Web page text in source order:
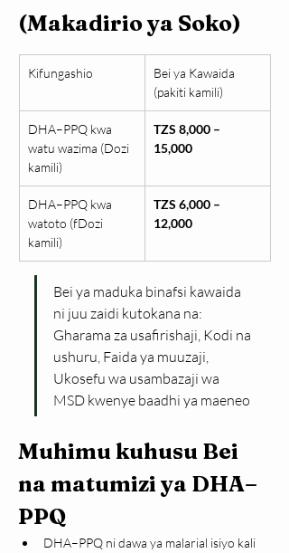
(Makadirio ya Soko)
Kifungashio
Bei ya Kawaida
(pakiti kamili)
DHA–PPQ kwa
watu wazima (Dozi
kamili)
TZS 8,000 –
15,000
DHA–PPQ kwa
watoto (fDozi
kamili)
TZS 6,000 –
12,000
Bei ya maduka binafsi kawaida
ni juu zaidi kutokana na:
Gharama za usafirishaji, Kodi na
ushuru, Faida ya muuzaji,
Ukosefu wa usambazaji wa
MSD kwenye baadhi ya maeneo
Muhimu kuhusu Bei
na matumizi ya DHA–
PPQ
DHA–PPQ ni dawa ya malarial isiyo kali